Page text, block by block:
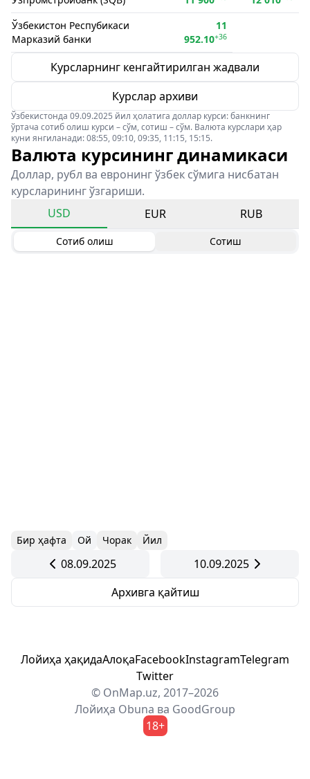
Ўзбекистон Респубикаси
Марказий банки
11
952.10+36
Курсларнинг кенгайтирилган жадвали
Курслар архиви
Ўзбекистонда 09.09.2025 йил ҳолатига доллар курси: банкнинг
ўртача сотиб олиш курси – сўм, сотиш – сўм. Валюта курслари ҳар
куни янгиланади: 08:55, 09:10, 09:35, 11:15, 15:15.
Валюта курсининг динамикаси
Доллар, рубл ва евронинг ўзбек сўмига нисбатан
курсларининг ўзгариши.
USD
EUR RUB
Сотиб олиш Сотиш
Бир ҳафта Ой Чорак Йил
08.09.2025
10.09.2025
Архивга қайтиш
Лойиҳа ҳақидаАлоқаFacebookInstagramTelegram
Twitter
© OnMap.uz, 2017–2026
Лойиҳа Obuna ва GoodGroup
18+